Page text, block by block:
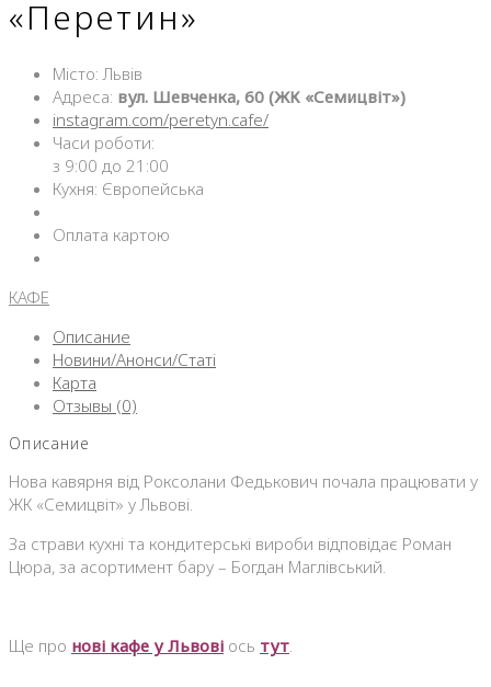
«Перетин»
Місто: Львів
Адреса: вул. Шевченка, 60 (ЖК «Семицвіт»)
instagram.com/peretyn.cafe/
Часи роботи:
з 9:00 до 21:00
Кухня: Європейська
Оплата картою
КАФЕ
Описание
Новини/Анонси/Статі
Карта
Отзывы (0)
Описание
Нова кавярня від Роксолани Федькович почала працювати у
ЖК «Семицвіт» у Львові.
За страви кухні та кондитерські вироби відповідає Роман
Цюра, за асортимент бару – Богдан Маглівський.
Ще про нові кафе у Львові ось тут.